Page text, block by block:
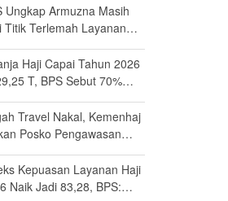
Ungkap Armuzna Masih
Titik Terlemah Layanan
Haji Capai Tahun 2026
T, BPS Sebut 70%
Travel Nakal, Kemenhaj
Posko Pengawasan
Kepuasan Layanan Haji
Naik Jadi 83,28, BPS: